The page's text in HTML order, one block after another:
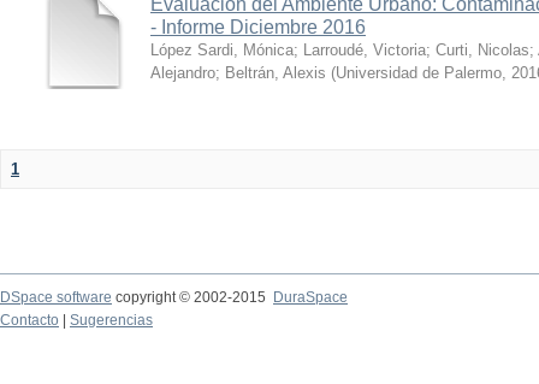
Evaluación del Ambiente Urbano:
- Informe Diciembre 2016
López Sardi, Mónica; Larroudé, Victoria; Curti, Nicolas;
Alejandro; Beltrán, Alexis (Universidad de Palermo,
1
DSpace software copyright © 2002-2015
DuraSpace
Contacto
Sugerencias